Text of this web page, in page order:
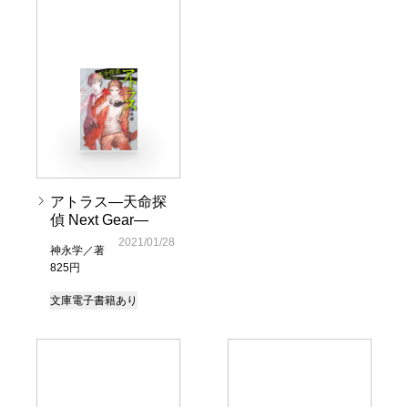
アトラス―天命探
偵 Next Gear―
神永学／著
825円
2021/01/28
文庫電子書籍あり